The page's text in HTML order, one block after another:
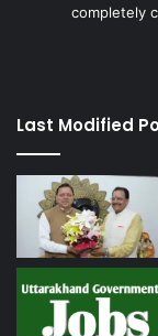
completely
Last Modified